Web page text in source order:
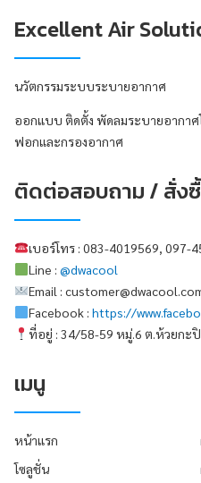
Excellent Air
นวัตกรรมระบบระบายอากาศ
ออกแบบ ติดตั้ง พัดลมระบายอากาศโ
ฟอกและกรองอากาศ
ติดต่อสอบถาม / สั่ง
เบอร์โทร : 083-4019569, 097-
Line : @dwacool
Email :
Facebook : https://
ที่อยู่ : 34/58-59 หมู่.6 ต.ห้วยกะปิ
เมนู
หน้าแรก
โซลูชั่น